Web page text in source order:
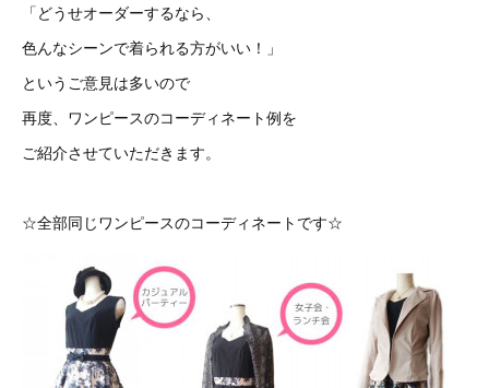
「どうせオーダーするなら、
色んなシーンで着られる方がいい！」
というご意見は多いので
再度、ワンピースのコーディネート例を
ご紹介させていただきます。
☆全部同じワンピースのコーディネートです☆